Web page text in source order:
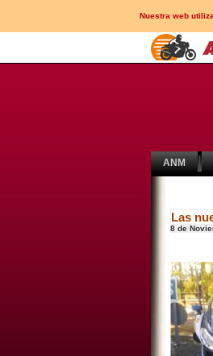
Nuestra web
ANM
Las
8 de